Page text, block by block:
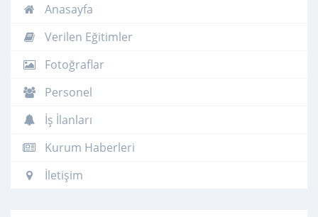
Anasayfa
Verilen Eğitimler
Fotoğraflar
Personel
İş İlanları
Kurum Haberleri
İletişim